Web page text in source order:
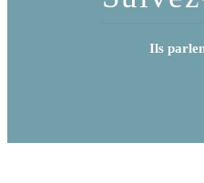
Ils